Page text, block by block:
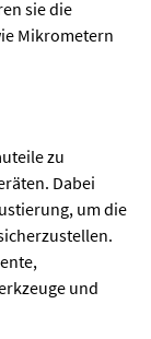
sie die
Mikrometern
zu
Dabei
um die
und